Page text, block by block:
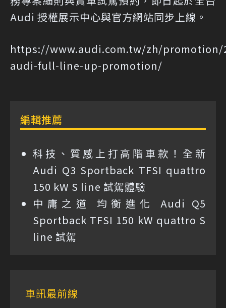
Audi 授權展示中心與官方網站同步上線。
https://www.audi.com.tw/zh/promotion/
audi-full-line-up-promotion/
編輯推薦
科技、質感上打高階車款！全新
Audi Q3 Sportback TFSI quattro
150 kW S line 試駕體驗
中庸之道 均衡進化 Audi Q5
Sportback TFSI 150 kW quattro S
line 試駕
車訊最前線